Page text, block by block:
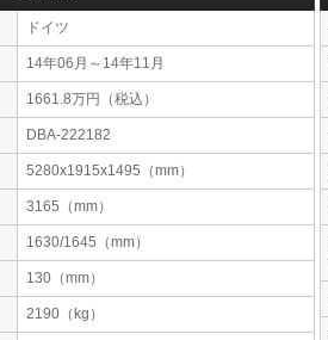
ドイツ
14年06月～14年11月
1661.8万円（税込）
DBA-222182
5280x1915x1495（mm）
3165（mm）
1630/1645（mm）
130（mm）
2190（kg）